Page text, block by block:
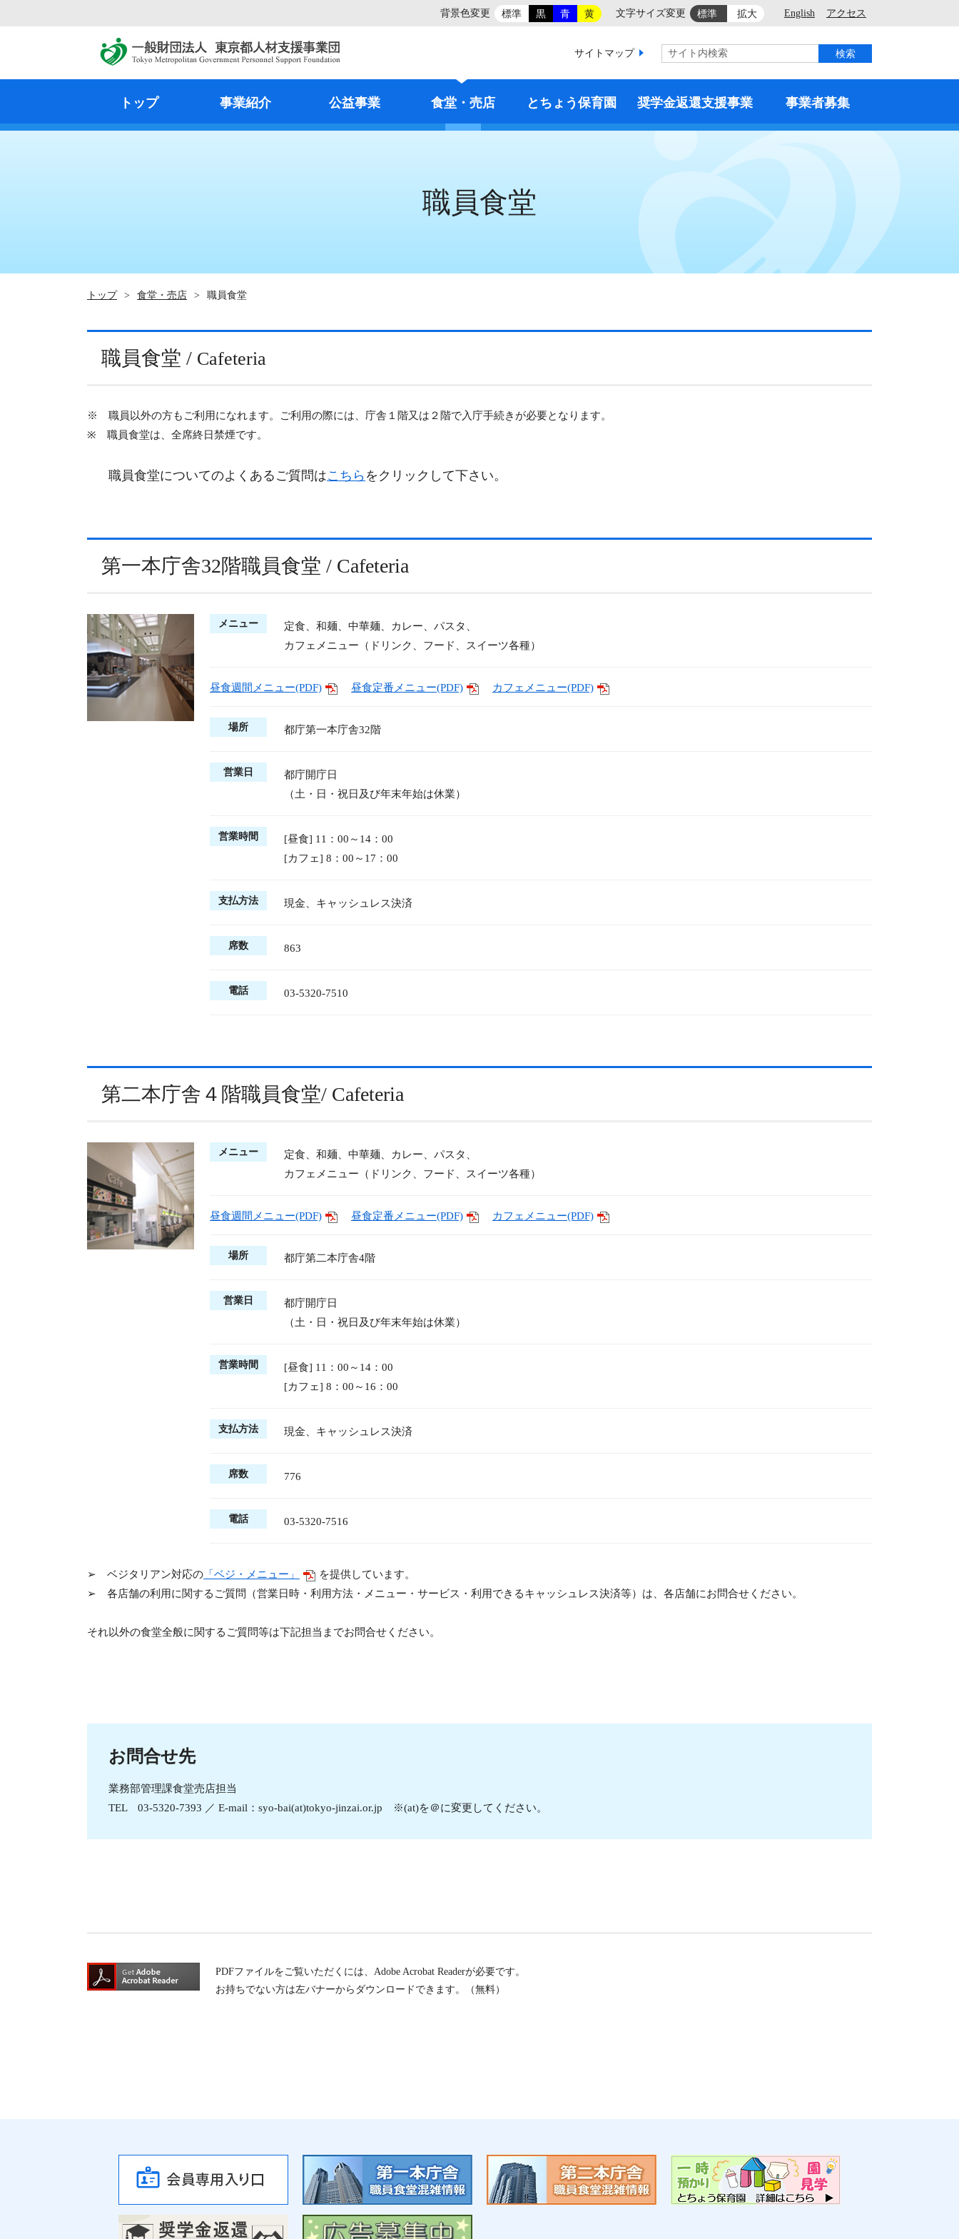
サイトマップ サイト内検索
背景色変更 標準 黒 青 黄 文字サイズ変更 標準 拡大 English アクセス
トップ 事業紹介 公益事業 食堂・売店 とちょう保育園 奨学金返還支援事業 事業者募集
職員食堂
トップ > 食堂・売店 > 職員食堂
職員食堂 / Cafeteria
※ 職員以外の方もご利用になれます。ご利用の際には、庁舎１階又は２階で入庁手続きが必要となります。
※ 職員食堂は、全席終日禁煙です。
職員食堂についてのよくあるご質問はこちら をクリックして下さい。
第一本庁舎32階職員食堂 / Cafeteria
メニュー
定食、和麺、中華麺、カレー、パスタ、
カフェメニュー（ドリンク、フード、スイーツ各種）
昼食週間メニュー(PDF) 昼食定番メニュー(PDF) カフェメニュー(PDF)
場所 都庁第一本庁舎32階
営業日
都庁開庁日
（土・日・祝日及び年末年始は休業）
営業時間 [昼食] 11：00～14：00
[カフェ] 8：00～17：00
支払方法 現金、キャッシュレス決済
席数 863
電話 03-5320-7510
第二本庁舎４階職員食堂/ Cafeteria
メニュー
定食、和麺、中華麺、カレー、パスタ、
カフェメニュー（ドリンク、フード、スイーツ各種）
昼食週間メニュー(PDF) 昼食定番メニュー(PDF) カフェメニュー(PDF)
場所 都庁第二本庁舎4階
営業日
都庁開庁日
（土・日・祝日及び年末年始は休業）
営業時間
[昼食] 11：00～14：00
[カフェ] 8：00～16：00
支払方法 現金、キャッシュレス決済
席数 776
電話 03-5320-7516
➢ ベジタリアン対応の 「ベジ・メニュー」
を提供しています。
➢ 各店舗の利用に関するご質問（営業日時・利用方法・メニュー・サービス・利用できるキャッシュレス決済等）は、各店舗にお問合せください。
それ以外の食堂全般に関するご質問等は下記担当までお問合せください。
お問合せ先
業務部管理課食堂売店担当
TEL 03-5320-7393 ／ E-mail：syo-bai(at)tokyo-jinzai.or.jp ※(at)を＠に変更してください。
PDFファイルをご覧いただくには、Adobe Acrobat Readerが必要です。
お持ちでない方は左バナーからダウンロードできます。（無料）